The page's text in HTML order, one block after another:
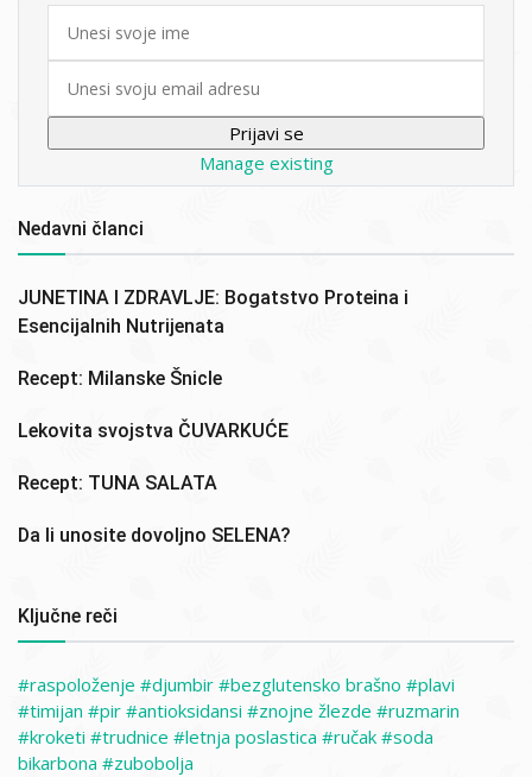
First
Manage existing
Nedavni članci
JUNETINA I ZDRAVLJE: Bogatstvo Proteina i
Esencijalnih Nutrijenata
Recept: Milanske Šnicle
Lekovita svojstva ČUVARKUĆE
Recept: TUNA SALATA
Da li unosite dovoljno SELENA?
Ključne reči
raspoloženje djumbir bezglutensko brašno
plavi
timijan
pir antioksidansi znojne žlezde
ruzmarin
kroketi
trudnice letnja poslastica ručak
soda
bikarbona
zubobolja